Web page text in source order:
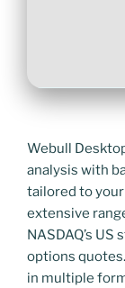
Webull
analysis with
tailored to
extensive
NASDAQ’s
options
in multiple